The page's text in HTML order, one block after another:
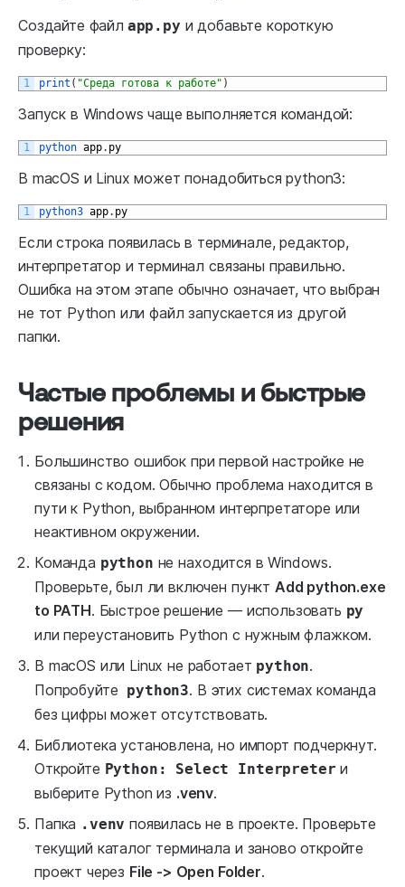
Создайте файл app.py и добавьте короткую
проверку:
1 print ( "Среда готова к работе" )
Запуск в Windows чаще выполняется командой:
1 python app. py
В macOS и Linux может понадобиться python3:
1 python3 app. py
Если строка появилась в терминале, редактор,
интерпретатор и терминал связаны правильно.
Ошибка на этом этапе обычно означает, что выбран
не тот Python или файл запускается из другой
папки.
Частые проблемы и быстрые
решения
Большинство ошибок при первой настройке не
связаны с кодом. Обычно проблема находится в
пути к Python, выбранном интерпретаторе или
неактивном окружении.
Команда python не находится в Windows.
Проверьте, был ли включен пункт Add python.exe
to PATH. Быстрое решение — использовать py
или переустановить Python с нужным флажком.
В macOS или Linux не работает python.
Попробуйте python3. В этих системах команда
без цифры может отсутствовать.
Библиотека установлена, но импорт подчеркнут.
Откройте Python: Select Interpreter и
выберите Python из .venv.
Папка .venv появилась не в проекте. Проверьте
текущий каталог терминала и заново откройте
проект через File -> Open Folder.